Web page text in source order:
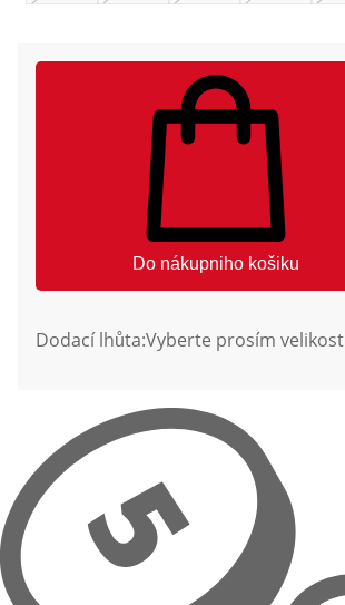
Do nákupniho košiku
Dodací lhůta:Vyberte prosím velikost